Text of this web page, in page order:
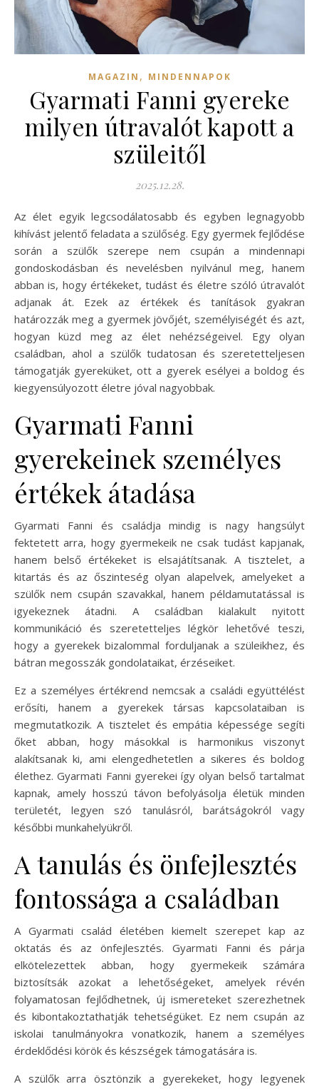
MAGAZIN , MINDENNAPOK
Gyarmati Fanni gyereke
milyen útravalót kapott a
szüleitől
2025.12.28.
Az élet egyik legcsodálatosabb és egyben legnagyobb
kihívást jelentő feladata a szülőség. Egy gyermek fejlődése
során a szülők szerepe nem csupán a mindennapi
gondoskodásban és nevelésben nyilvánul meg, hanem
abban is, hogy értékeket, tudást és életre szóló útravalót
adjanak át. Ezek az értékek és tanítások gyakran
határozzák meg a gyermek jövőjét, személyiségét és azt,
hogyan küzd meg az élet nehézségeivel. Egy olyan
családban, ahol a szülők tudatosan és szeretetteljesen
támogatják gyereküket, ott a gyerek esélyei a boldog és
kiegyensúlyozott életre jóval nagyobbak.
Gyarmati Fanni
gyerekeinek személyes
értékek átadása
Gyarmati Fanni és családja mindig is nagy hangsúlyt
fektetett arra, hogy gyermekeik ne csak tudást kapjanak,
hanem belső értékeket is elsajátítsanak. A tisztelet, a
kitartás és az őszinteség olyan alapelvek, amelyeket a
szülők nem csupán szavakkal, hanem példamutatással is
igyekeznek átadni. A családban kialakult nyitott
kommunikáció és szeretetteljes légkör lehetővé teszi,
hogy a gyerekek bizalommal forduljanak a szüleikhez, és
bátran megosszák gondolataikat, érzéseiket.
Ez a személyes értékrend nemcsak a családi együttélést
erősíti, hanem a gyerekek társas kapcsolataiban is
megmutatkozik. A tisztelet és empátia képessége segíti
őket abban, hogy másokkal is harmonikus viszonyt
alakítsanak ki, ami elengedhetetlen a sikeres és boldog
élethez. Gyarmati Fanni gyerekei így olyan belső tartalmat
kapnak, amely hosszú távon befolyásolja életük minden
területét, legyen szó tanulásról, barátságokról vagy
későbbi munkahelyükről.
A tanulás és önfejlesztés
fontossága a családban
A Gyarmati család életében kiemelt szerepet kap az
oktatás és az önfejlesztés. Gyarmati Fanni és párja
elkötelezettek abban, hogy gyermekeik számára
biztosítsák azokat a lehetőségeket, amelyek révén
folyamatosan fejlődhetnek, új ismereteket szerezhetnek
és kibontakoztathatják tehetségüket. Ez nem csupán az
iskolai tanulmányokra vonatkozik, hanem a személyes
érdeklődési körök és készségek támogatására is.
A szülők arra ösztönzik a gyerekeket, hogy legyenek